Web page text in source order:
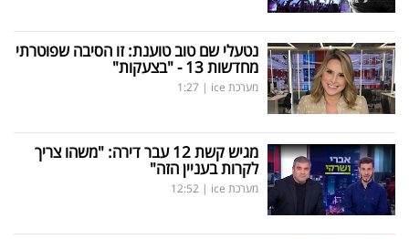
נטעלי שם טוב טוענת: זו הסיבה שפוטרתי
מחדשות 13 - "בצעקות"
מערכת ice |
1:27
מגיש קשת 12 עבר דירה: "משהו צריך
לקרות בעניין הזה"
מערכת ice |
12:52